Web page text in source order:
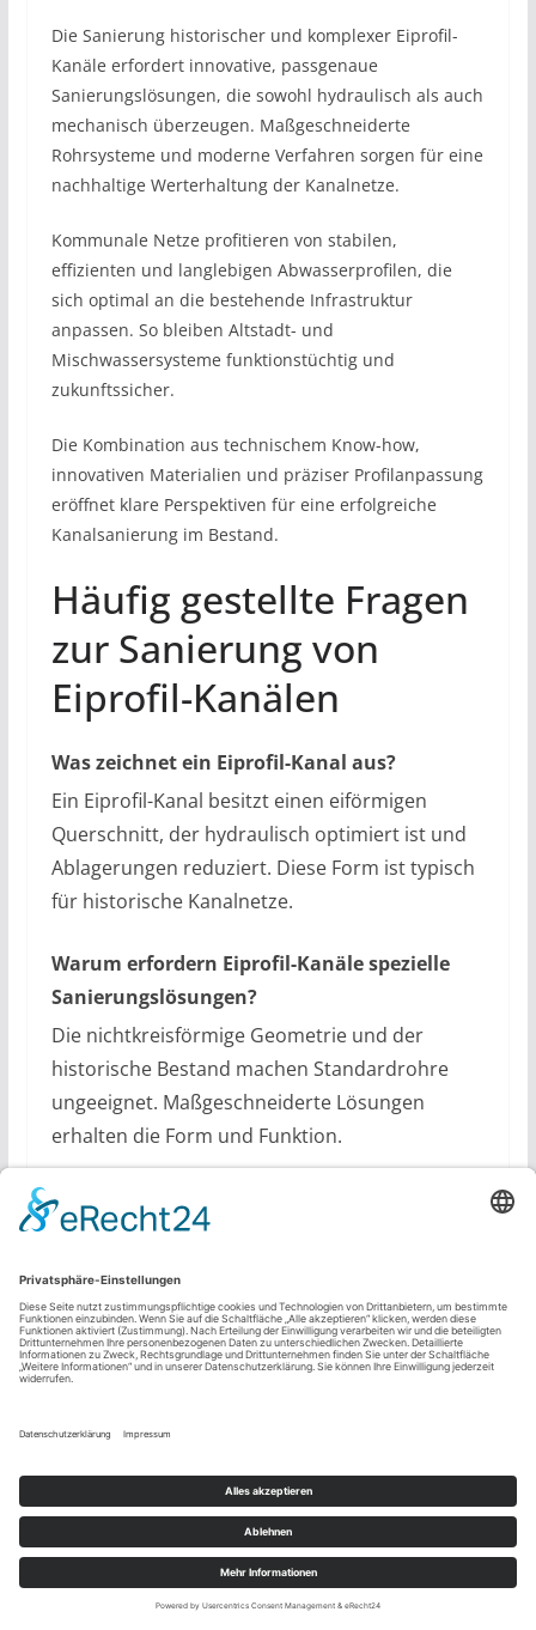
Die Sanierung historischer und komplexer Eiprofil-
Kanäle erfordert innovative, passgenaue
Sanierungslösungen, die sowohl hydraulisch als auch
mechanisch überzeugen. Maßgeschneiderte
Rohrsysteme und moderne Verfahren sorgen für eine
nachhaltige Werterhaltung der Kanalnetze.
Kommunale Netze profitieren von stabilen,
effizienten und langlebigen Abwasserprofilen, die
sich optimal an die bestehende Infrastruktur
anpassen. So bleiben Altstadt- und
Mischwassersysteme funktionstüchtig und
zukunftssicher.
Die Kombination aus technischem Know-how,
innovativen Materialien und präziser Profilanpassung
eröffnet klare Perspektiven für eine erfolgreiche
Kanalsanierung im Bestand.
Häufig gestellte Fragen
zur Sanierung von
Eiprofil-Kanälen
Was zeichnet ein Eiprofil-Kanal aus?
Ein Eiprofil-Kanal besitzt einen eiförmigen
Querschnitt, der hydraulisch optimiert ist und
Ablagerungen reduziert. Diese Form ist typisch
für historische Kanalnetze.
Warum erfordern Eiprofil-Kanäle spezielle
Sanierungslösungen?
Die nichtkreisförmige Geometrie und der
historische Bestand machen Standardrohre
ungeeignet. Maßgeschneiderte Lösungen
erhalten die Form und Funktion.
Welche Sanierungstechniken kommen bei
Eiprofil-Kanälen zum Einsatz?
Häufig werden Inliner- und Schlauchlining-
Verfahren genutzt, die sich flexibel an die
komplexen Profile anpassen und eine schnelle
Sanierung ermöglichen.
Welche Materialien sind für die Sanierung
Glasfaserverstärkte Kunststoffe (GFK),
Polyethylen und Epoxidharze bieten hohe
Festigkeit und Langlebigkeit bei gleichzeitiger
Anpassungsfähigkeit an das Eiprofil.